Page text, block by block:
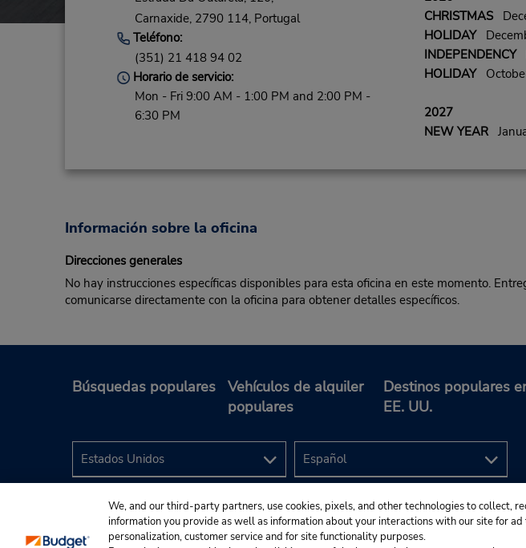
Carnaxide, 2790 114, Portugal
Teléfono:
(351) 21 418 94 02
Horario de servicio:
Mon - Fri 9:00 AM - 1:00 PM and 2:00 PM -
6:30 PM
CHRISTMAS
HOLIDAY
INDEPENDENCY
HOLIDAY
2027
NEW YEAR
Información sobre la oficina
Direcciones generales
No hay instrucciones específicas disponibles para esta oficina en este momento.
comunicarse directamente con la oficina para obtener detalles específicos.
Búsquedas populares
Vehículos de alquiler
populares
Destinos populares
EE. UU.
We, and our third-party partners, use cookies, pixels, and other technologies to collect,
information you provide as well as information about your interactions with our site for
personalization, customer service and for site functionality purposes.